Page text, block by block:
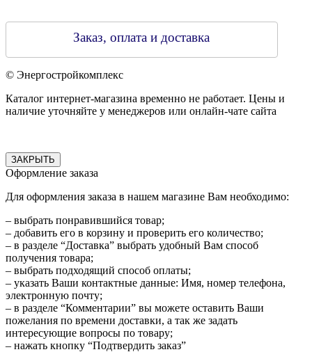
Заказ, оплата и доставка
© Энергостройкомплекс
Каталог интернет-магазина временно не работает. Цены и
наличие уточняйте у менеджеров или онлайн-чате сайта
ЗАКРЫТЬ
Оформление заказа
Для оформления заказа в нашем магазине Вам необходимо:
– выбрать понравившийся товар;
– добавить его в корзину и проверить его количество;
– в разделе “Доставка” выбрать удобный Вам способ
получения товара;
– выбрать подходящий способ оплаты;
– указать Ваши контактные данные: Имя, номер телефона,
электронную почту;
– в разделе “Комментарии” вы можете оставить Ваши
пожелания по времени доставки, а так же задать
интересующие вопросы по товару;
– нажать кнопку “Подтвердить заказ”